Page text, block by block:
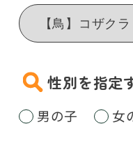
性別を指定
男の子 女